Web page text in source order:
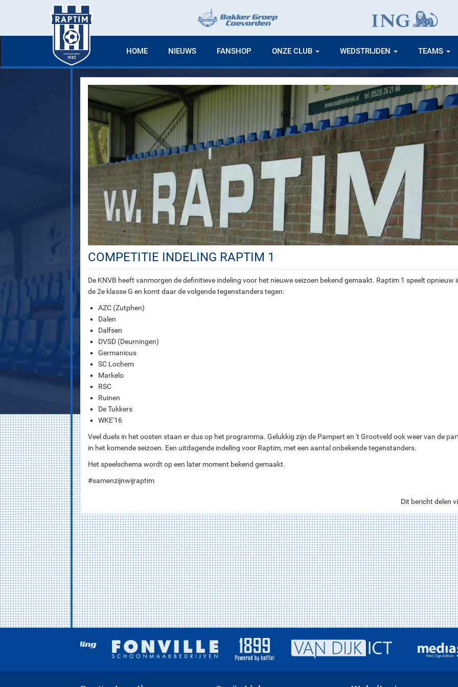
HOME NIEUWS FANSHOP ONZE CLUB WEDSTRIJDEN TEAMS
COMPETITIE INDELING RAPTIM 1
De KNVB heeft vanmorgen de definitieve indeling voor het nieuwe seizoen bekend gemaakt. Raptim 1 speelt opnieuw
de 2e klasse G en komt daar de volgende tegenstanders tegen:
AZC (Zutphen)
Dalen
Dalfsen
DVSD (Deurningen)
Germanicus
SC Lochem
Markelo
RSC
Ruinen
De Tukkers
WKE'16
Veel duels in het oosten staan er dus op het programma. Gelukkig zijn de Pampert en 't Grootveld ook weer van de
in het komende seizoen. Een uitdagende indeling voor Raptim, met een aantal onbekende tegenstanders.
Het speelschema wordt op een later moment bekend gemaakt.
#samenzijnwijraptim
Dit bericht delen